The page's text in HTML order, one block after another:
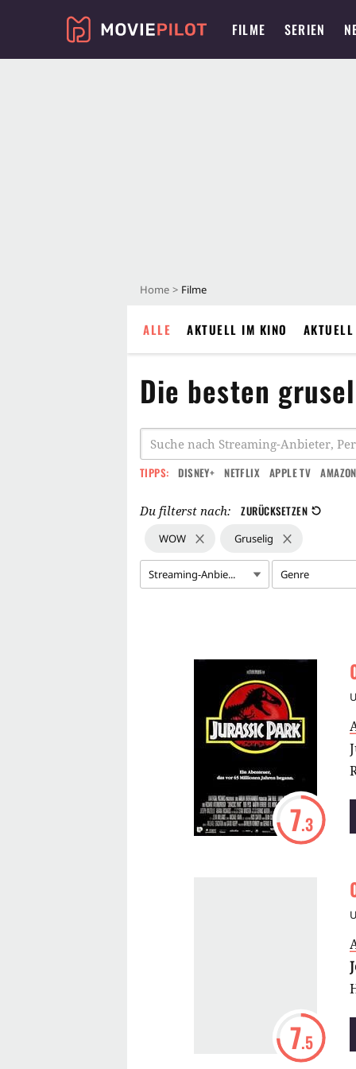
FILME SERIEN
Home Filme
ALLE AKTUELL IM KINO
Die besten
TIPPS: DISNEY+ NETFLIX APPLE TV
Du filterst nach: ZURÜCKSETZEN
WOW Gruselig
Streaming-Anbie... Genre
7.3
7.5